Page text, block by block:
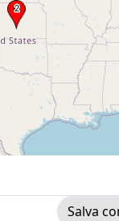
Salva